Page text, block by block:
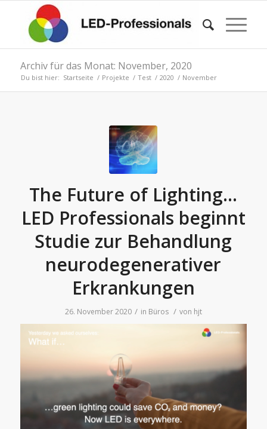
Archiv für das Monat: November, 2020
Du bist hier: Startseite / Projekte / Test / 2020 / November
The Future of Lighting…
LED Professionals beginnt
Studie zur Behandlung
neurodegenerativer
Erkrankungen
26. November 2020 / in Büros / von hjt